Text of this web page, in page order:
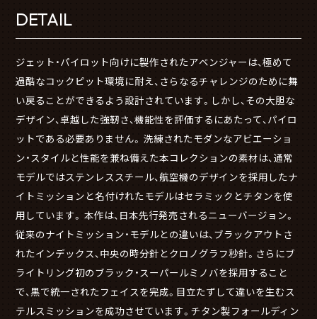
DETAIL
ジェット・パイロット向けに製作されたアベンジャーは、極めて
過酷なコックピット環境に耐え、さらなるチャレンジのために舞
い戻ることができるよう設計されています。しかし、その大胆な
デザイン、卓越した強靭さ、機能性を評価するにあたって、パイロ
ットである必要ありません。 洗練されたモダンなアビエーショ
ン・スタイルと性能を兼ね備えた本コレクションの素材は、通常
モデルではステンレススチール、航空機のデザインを採用したナ
イトミッションと名付けれたモデルはセラミックとチタンを使
用しています。 本作は、日本先行発売されるニューバージョン。
従来のナイトミッション・モデルとの違いは、ブラックアウトさ
れたインデックス、中央の時分針とクロノグラフ秒針。さらにブ
ライトリング初のブラック・スーパールミノバを採用すること
で、黒で統一されたフェイスを完成。目立たずして違いを生むス
テルスミッションを成功させています。チタン製フォールディン